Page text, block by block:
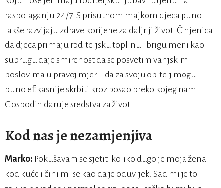
raspolaganju 24/7. S prisutnom majkom djeca puno
lakše razvijaju zdrave korijene za daljnji život. Činjenica
da djeca primaju roditeljsku toplinu i brigu meni kao
suprugu daje smirenost da se posvetim vanjskim
poslovima u pravoj mjeri i da za svoju obitelj mogu
puno efikasnije skrbiti kroz posao preko kojeg nam
Gospodin daruje sredstva za život.
Kod nas je nezamjenjiva
Marko: Pokušavam se sjetiti koliko dugo je moja žena
kod kuće i čini mi se kao da je oduvijek. Sad mi je to